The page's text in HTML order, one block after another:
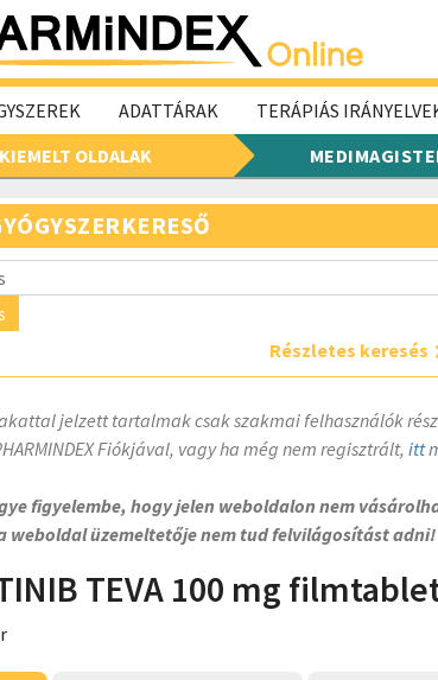
ADATTÁRAK TERÁPIÁS
KIEMELT OLDALAK
Részletes keresés
jelzett tartalmak csak szakmai felhasználók
Fiókjával, vagy ha még nem regisztrált, itt
figyelembe, hogy jelen weboldalon nem
weboldal üzemeltetője nem tud felvilágosítást adni!
TEVA 100 mg